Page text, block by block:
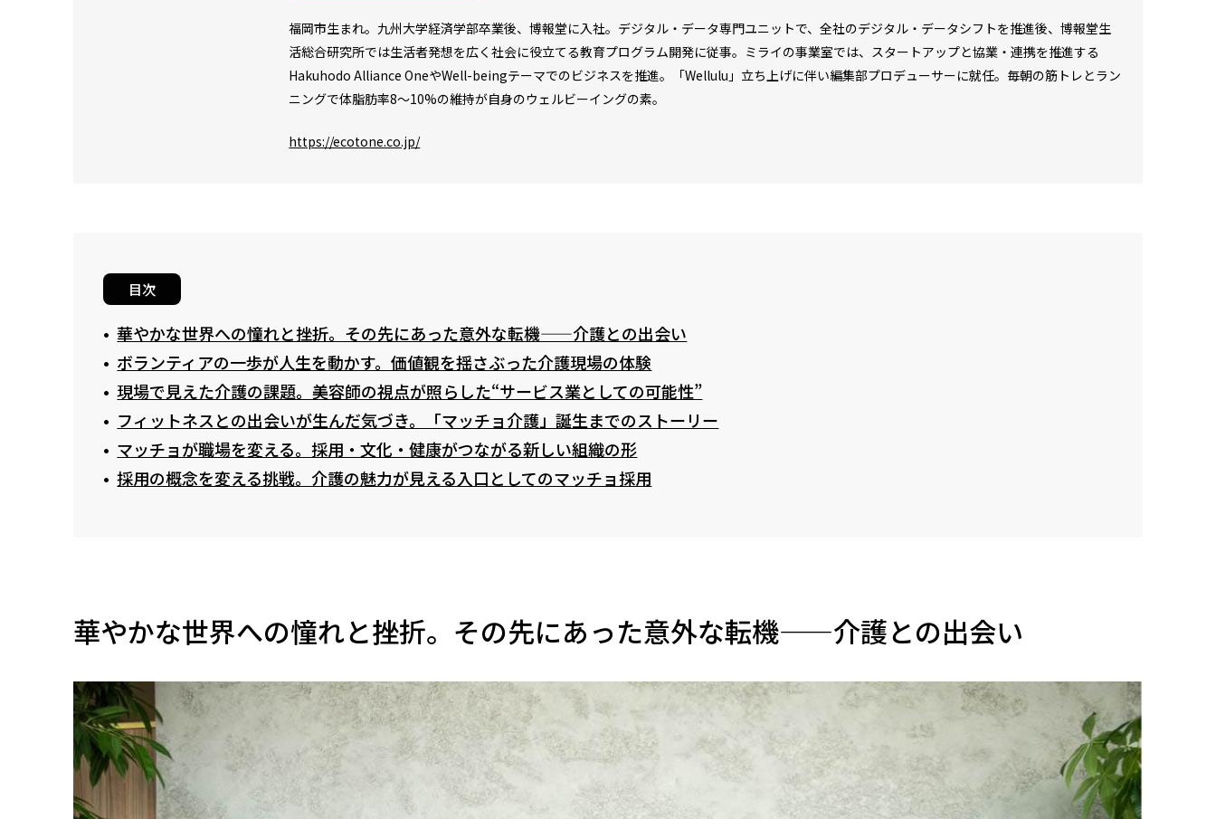
福岡市生まれ。九州大学経済学部卒業後、博報堂に入社。デジタル・データ専門ユニットで、全社のデジタル・データシフトを推進後、博報堂生
活総合研究所では生活者発想を広く社会に役立てる教育プログラム開発に従事。ミライの事業室では、スタートアップと協業・連携を推進する
Hakuhodo Alliance OneやWell-beingテーマでのビジネスを推進。「Wellulu」立ち上げに伴い編集部プロデューサーに就任。毎朝の筋トレとラン
ニングで体脂肪率8〜10%の維持が自身のウェルビーイングの素。
https://ecotone.co.jp/
目次
華やかな世界への憧れと挫折。その先にあった意外な転機——介護との出会い
ボランティアの一歩が人生を動かす。価値観を揺さぶった介護現場の体験
現場で見えた介護の課題。美容師の視点が照らした“サービス業としての可能性”
フィットネスとの出会いが生んだ気づき。「マッチョ介護」誕生までのストーリー
マッチョが職場を変える。採用・文化・健康がつながる新しい組織の形
採用の概念を変える挑戦。介護の魅力が見える入口としてのマッチョ採用
華やかな世界への憧れと挫折。その先にあった意外な転機——介護との出会い